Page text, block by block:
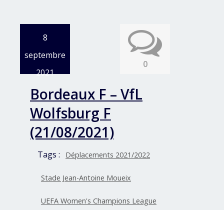
8
septembre
2021
0
Bordeaux F – VfL
Wolfsburg F
(21/08/2021)
Tags : Déplacements 2021/2022
Stade Jean-Antoine Moueix
UEFA Women's Champions League